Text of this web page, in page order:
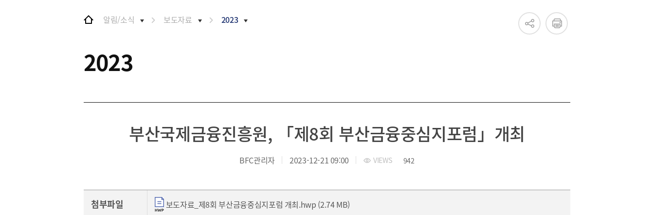
2022
2021
2020
[48400] 부산광역시 남구 문현금융로40 부산국제금융센터 52층 부산국제금융진흥원 TEL.051-647-9052 / FAX.051-633-0398
알림/소식 보도자료 2023
2023
부산국제금융진흥원, 「제8회 부산금융중심지포럼」개최
BFC관리자 2023-12-21 09:00 VIEWS 942
첨부파일
보도자료_제8회 부산금융중심지포럼 개최.hwp (2.74 MB)